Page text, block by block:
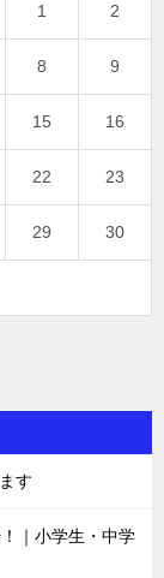
1 2
8 9
15 16
22 23
29 30
す
｜小学生・中学